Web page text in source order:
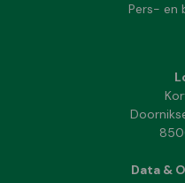
Pers- en
Data &